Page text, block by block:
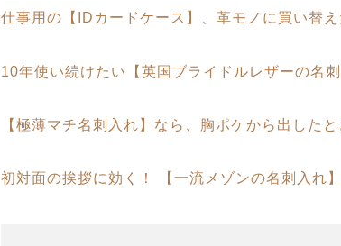
仕事用の【IDカードケース】、革モノに買い替
10年使い続けたい【英国ブライドルレザーの名
【極薄マチ名刺入れ】なら、胸ポケから出した
初対面の挨拶に効く！ 【一流メゾンの名刺入れ